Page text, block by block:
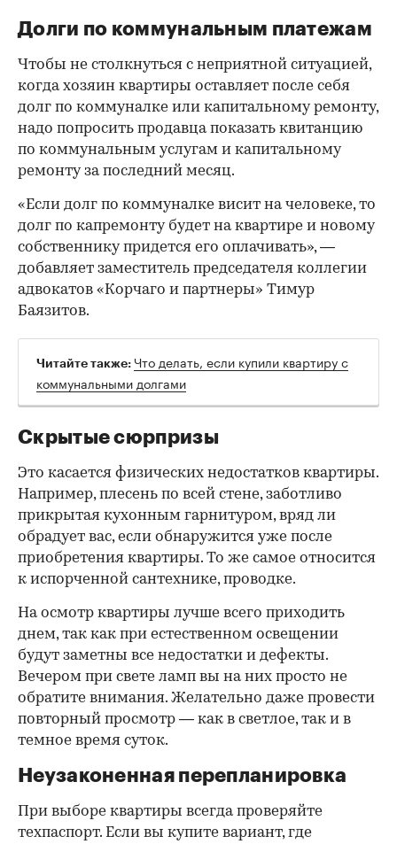
Долги по коммунальным платежам
Чтобы не столкнуться с неприятной ситуацией,
когда хозяин квартиры оставляет после себя
долг по коммуналке или капитальному ремонту,
надо попросить продавца показать квитанцию
по коммунальным услугам и капитальному
ремонту за последний месяц.
«Если долг по коммуналке висит на человеке, то
долг по капремонту будет на квартире и новому
собственнику придется его оплачивать», —
добавляет заместитель председателя коллегии
адвокатов «Корчаго и партнеры» Тимур
Баязитов.
Читайте также: Что делать, если купили квартиру с
коммунальными долгами
Скрытые сюрпризы
Это касается физических недостатков квартиры.
Например, плесень по всей стене, заботливо
прикрытая кухонным гарнитуром, вряд ли
обрадует вас, если обнаружится уже после
приобретения квартиры. То же самое относится
к испорченной сантехнике, проводке.
На осмотр квартиры лучше всего приходить
днем, так как при естественном освещении
будут заметны все недостатки и дефекты.
Вечером при свете ламп вы на них просто не
обратите внимания. Желательно даже провести
повторный просмотр — как в светлое, так и в
темное время суток.
Неузаконенная перепланировка
При выборе квартиры всегда проверяйте
техпаспорт. Если вы купите вариант, где